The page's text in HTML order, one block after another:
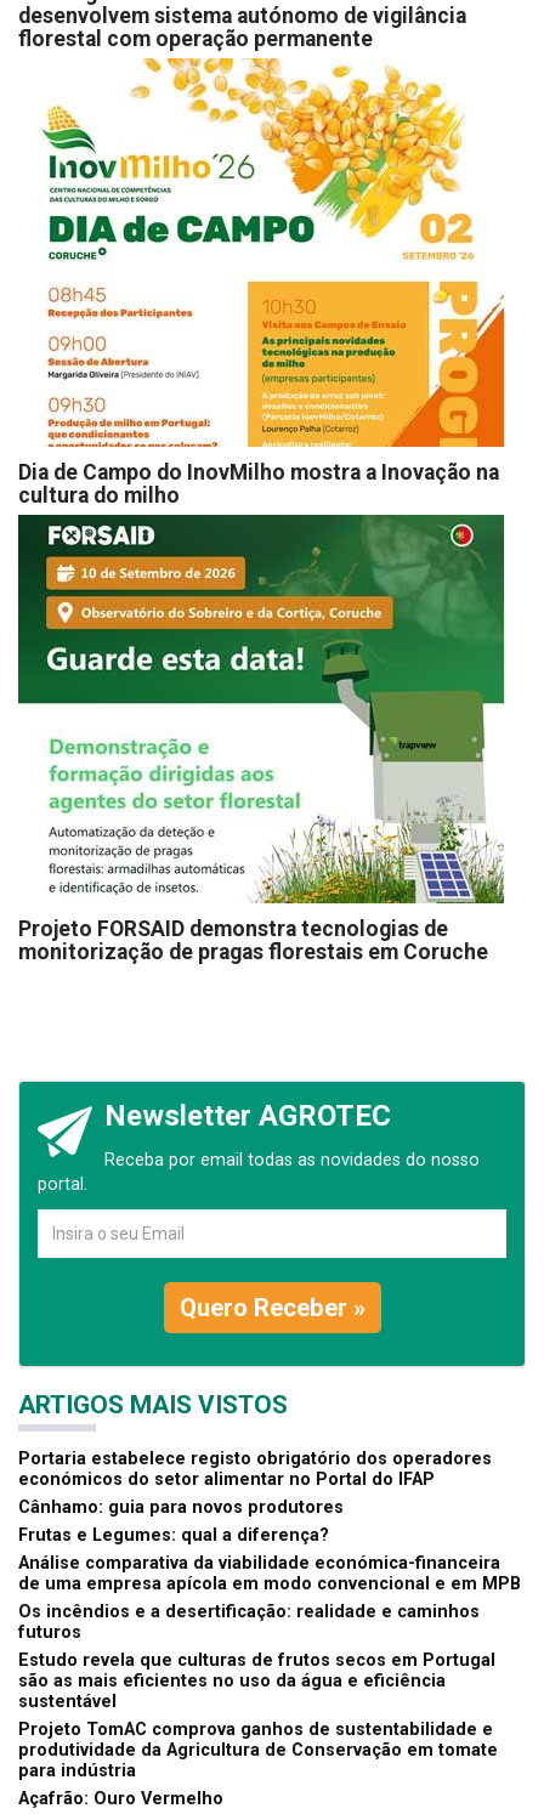
desenvolvem sistema autónomo de vigilância
florestal com operação permanente
Dia de Campo do InovMilho mostra a Inovação na
cultura do milho
Projeto FORSAID demonstra tecnologias de
monitorização de pragas florestais em Coruche
Newsletter AGROTEC
Receba por email todas as novidades do nosso
portal.
Quero Receber »
ARTIGOS MAIS VISTOS
Portaria estabelece registo obrigatório dos operadores
económicos do setor alimentar no Portal do IFAP
Cânhamo: guia para novos produtores
Frutas e Legumes: qual a diferença?
Análise comparativa da viabilidade económica-financeira
de uma empresa apícola em modo convencional e em MPB
Os incêndios e a desertificação: realidade e caminhos
futuros
Estudo revela que culturas de frutos secos em Portugal
são as mais eficientes no uso da água e eficiência
sustentável
Projeto TomAC comprova ganhos de sustentabilidade e
produtividade da Agricultura de Conservação em tomate
para indústria
Açafrão: Ouro Vermelho